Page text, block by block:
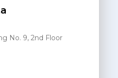
No. 9, 2nd Floor